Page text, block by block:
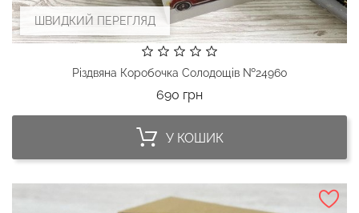
ШВИДКИЙ ПЕРЕГЛЯД
Різдвяна Коробочка Солодощів №24960
690 грнЦіна
У КОШИК